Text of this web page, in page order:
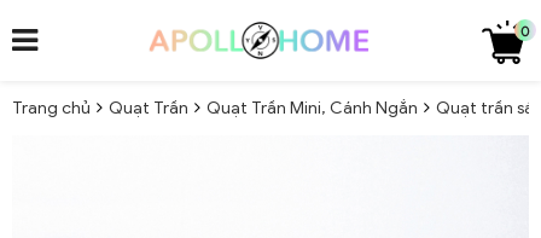
0
Trang chủ Quạt Trần Quạt Trần Mini, Cánh Ngắn Quạt trần